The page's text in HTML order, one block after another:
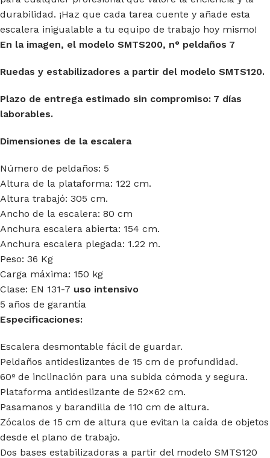
durabilidad. ¡Haz que cada tarea cuente y añade esta
escalera inigualable a tu equipo de trabajo hoy mismo!
En la imagen, el modelo SMTS200, n° peldaños 7
Ruedas y estabilizadores a partir del modelo SMTS120.
Plazo de entrega estimado sin compromiso: 7 días
laborables.
Dimensiones de la escalera
Número de peldaños: 5
Altura de la plataforma: 122 cm.
Altura trabajó: 305 cm.
Ancho de la escalera: 80 cm
Anchura escalera abierta: 154 cm.
Anchura escalera plegada: 1.22 m.
Peso: 36 Kg
Carga máxima: 150 kg
Clase: EN 131-7 uso intensivo
5 años de garantía
Especificaciones:
Escalera desmontable fácil de guardar.
Peldaños antideslizantes de 15 cm de profundidad.
60º de inclinación para una subida cómoda y segura.
Plataforma antideslizante de 52×62 cm.
Pasamanos y barandilla de 110 cm de altura.
Zócalos de 15 cm de altura que evitan la caída de objetos
desde el plano de trabajo.
Dos bases estabilizadoras a partir del modelo SMTS120